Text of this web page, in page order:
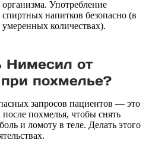
организма. Употребление
спиртных напитков безопасно (в
умеренных количествах).
Нимесил от
похмелье?
запросов пациентов — это
похмелья, чтобы снять
и ломоту в теле. Делать этого